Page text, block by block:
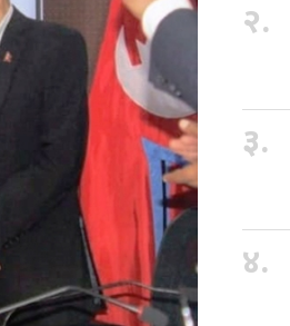
२.
३.
४.